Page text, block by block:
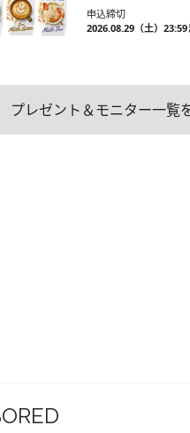
申込締切
2026.08.29（土）23:59
プレゼント＆モニター一覧